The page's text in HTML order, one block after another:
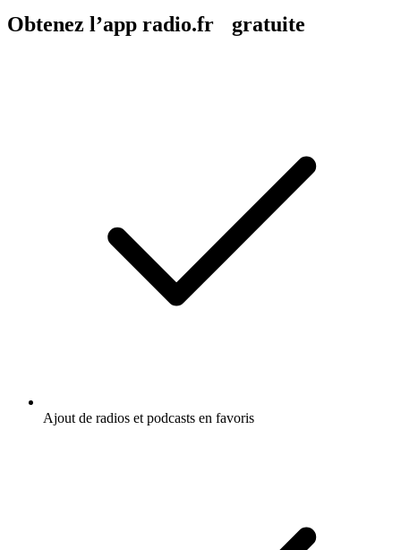
Obtenez l’app radio.fr gratuite
Ajout de radios et podcasts en favoris